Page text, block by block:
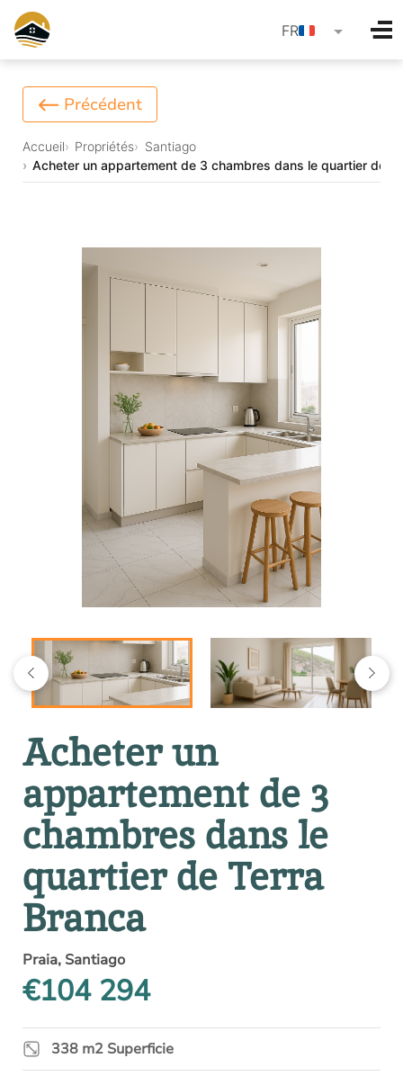
language
FR
Précédent
Accueil Propriétés
Santiago
Acheter un appartement de 3 chambres dans le quartier de
Acheter un
appartement de 3
chambres dans le
quartier de Terra
Branca
Praia, Santiago
€104 294
338 m2 Superficie